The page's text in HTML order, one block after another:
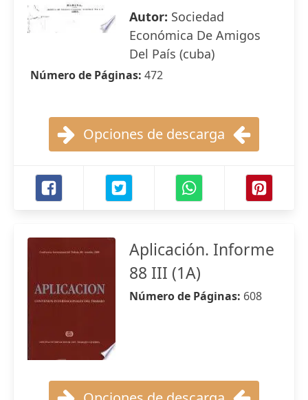
Autor: Sociedad
Económica De Amigos
Del País (cuba)
Número de Páginas: 472
Opciones de descarga
Aplicación. Informe
88 III (1A)
Número de Páginas: 608